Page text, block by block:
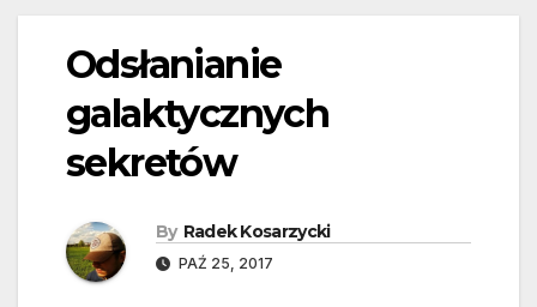
Odsłanianie
galaktycznych
sekretów
By Radek Kosarzycki
PAŹ 25, 2017